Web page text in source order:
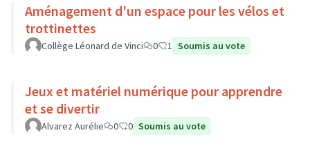
Aménagement d'un espace pour les vélos et
trottinettes
Collège Léonard de Vinci 0 1 Soumis au vote
Jeux et matériel numérique pour apprendre
et se divertir
Alvarez Aurélie 0 0 Soumis au vote